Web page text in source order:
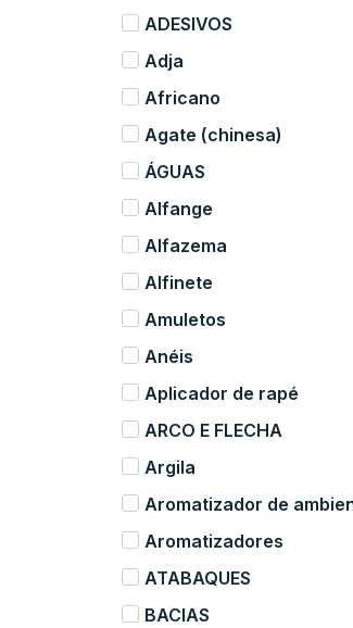
ADESIVOS
Adja
Africano
Agate (chinesa)
ÁGUAS
Alfange
Alfazema
Alfinete
Amuletos
Anéis
Aplicador de rapé
ARCO E FLECHA
Argila
Aromatizador de
Aromatizadores
ATABAQUES
BACIAS